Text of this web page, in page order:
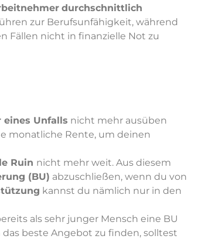
durchschnittlich
zur Berufsunfähigkeit, während
Fällen nicht in finanzielle Not zu
eines Unfalls nicht mehr ausüben
monatliche Rente, um deinen
Ruin nicht mehr weit. Aus diesem
(BU) abzuschließen, wenn du von
kannst du nämlich nur in den
als sehr junger Mensch eine BU
beste Angebot zu finden, solltest